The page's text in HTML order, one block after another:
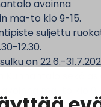
avoinna
ma-to klo 9-15.
suljettu
12.30.
on 22.6.-